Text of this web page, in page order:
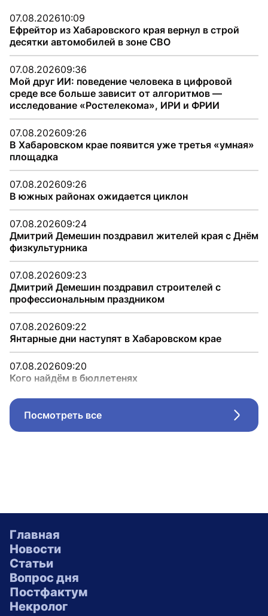
07.08.202610:09
Ефрейтор из Хабаровского края вернул в строй
десятки автомобилей в зоне СВО
07.08.202609:36
Мой друг ИИ: поведение человека в цифровой
среде все больше зависит от алгоритмов —
исследование «Ростелекома», ИРИ и ФРИИ
07.08.202609:26
В Хабаровском крае появится уже третья «умная»
площадка
07.08.202609:26
В южных районах ожидается циклон
07.08.202609:24
Дмитрий Демешин поздравил жителей края с Днём
физкультурника
07.08.202609:23
Дмитрий Демешин поздравил строителей с
профессиональным праздником
07.08.202609:22
Янтарные дни наступят в Хабаровском крае
07.08.202609:20
Кого найдём в бюллетенях
Посмотреть все
Главная
Новости
Статьи
Вопрос дня
Постфактум
Некролог